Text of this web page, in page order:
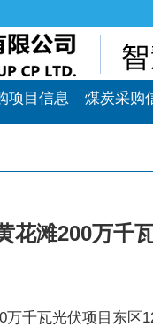
项目信息 煤炭采购
花滩200万千
千瓦光伏项目东区